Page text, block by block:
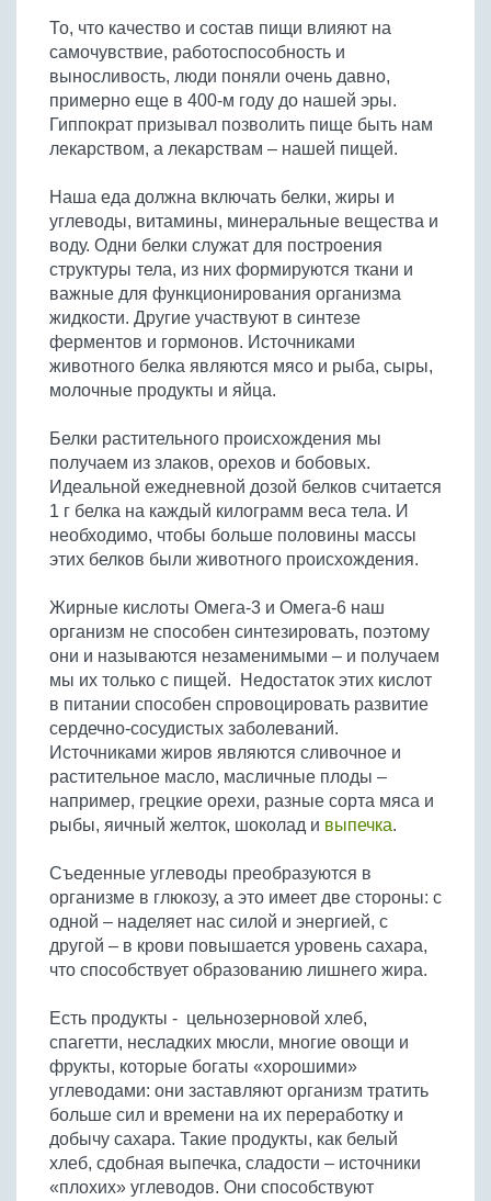
Яйца
Крупы
То, что качество и состав пищи влияют на
самочувствие, работоспособность и
выносливость, люди поняли очень давно,
примерно еще в 400-м году до нашей эры.
Гиппократ призывал позволить пище быть нам
лекарством, а лекарствам – нашей пищей.
Наша еда должна включать белки, жиры и
углеводы, витамины, минеральные вещества и
воду. Одни белки служат для построения
структуры тела, из них формируются ткани и
важные для функционирования организма
жидкости. Другие участвуют в синтезе
ферментов и гормонов. Источниками
животного белка являются мясо и рыба, сыры,
молочные продукты и яйца.
Белки растительного происхождения мы
получаем из злаков, орехов и бобовых.
Идеальной ежедневной дозой белков считается
1 г белка на каждый килограмм веса тела. И
необходимо, чтобы больше половины массы
этих белков были животного происхождения.
Жирные кислоты Омега-3 и Омега-6 наш
организм не способен синтезировать, поэтому
они и называются незаменимыми – и получаем
мы их только с пищей. Недостаток этих кислот
в питании способен спровоцировать развитие
сердечно-сосудистых заболеваний.
Источниками жиров являются сливочное и
растительное масло, масличные плоды –
например, грецкие орехи, разные сорта мяса и
рыбы, яичный желток, шоколад и выпечка.
Съеденные углеводы преобразуются в
организме в глюкозу, а это имеет две стороны: с
одной – наделяет нас силой и энергией, с
другой – в крови повышается уровень сахара,
что способствует образованию лишнего жира.
Есть продукты - цельнозерновой хлеб,
спагетти, несладких мюсли, многие овощи и
фрукты, которые богаты «хорошими»
углеводами: они заставляют организм тратить
больше сил и времени на их переработку и
добычу сахара. Такие продукты, как белый
хлеб, сдобная выпечка, сладости – источники
«плохих» углеводов. Они способствуют